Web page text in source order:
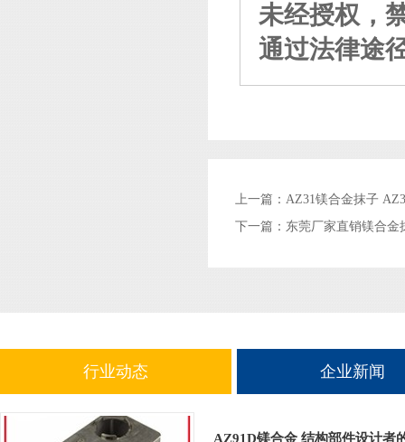
未经授权，
通过法律途
上一篇： AZ31镁合金抹子
下一篇： 东莞厂家直销镁合金
行业动态 企业新闻
AZ91D镁合金 结构部件设计者